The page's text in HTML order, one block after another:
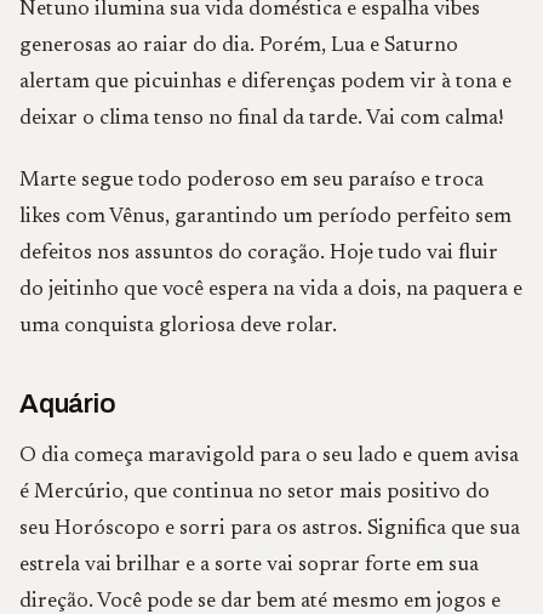
Netuno ilumina sua vida doméstica e espalha vibes
generosas ao raiar do dia. Porém, Lua e Saturno
alertam que picuinhas e diferenças podem vir à tona e
deixar o clima tenso no final da tarde. Vai com calma!
Marte segue todo poderoso em seu paraíso e troca
likes com Vênus, garantindo um período perfeito sem
defeitos nos assuntos do coração. Hoje tudo vai fluir
do jeitinho que você espera na vida a dois, na paquera e
uma conquista gloriosa deve rolar.
Aquário
O dia começa maravigold para o seu lado e quem avisa
é Mercúrio, que continua no setor mais positivo do
seu Horóscopo e sorri para os astros. Significa que sua
estrela vai brilhar e a sorte vai soprar forte em sua
direção. Você pode se dar bem até mesmo em jogos e